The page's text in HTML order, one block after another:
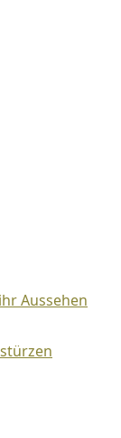
Aussehen
sich
Tieres